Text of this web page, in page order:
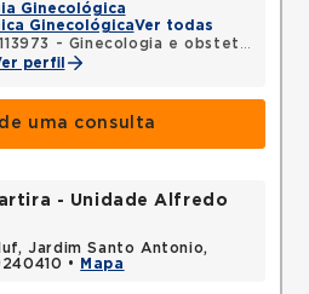
Ginecológica
GinecológicaVer todas
- Ginecologia e obstetrícia
perfil
uma consulta
- Unidade Alfredo
Jardim Santo Antonio,
•
Mapa